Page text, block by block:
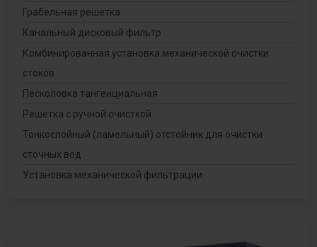
Грабельная решетка
Канальный дисковый фильтр
Комбинированная установка механической очистки
стоков
Песколовка тангенциальная
Решетка с ручной очисткой
Тонкослойный (ламельный) отстойник для очистки
сточных вод
Установка механической фильтрации